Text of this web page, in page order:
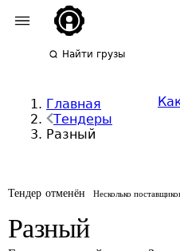
Найти грузы
Главная
Тендеры
Разный
Тендер отменён Несколько
Разный